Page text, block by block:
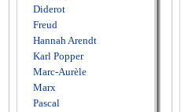
Diderot
Freud
Hannah Arendt
Karl Popper
Marc-Aurèle
Marx
Pascal